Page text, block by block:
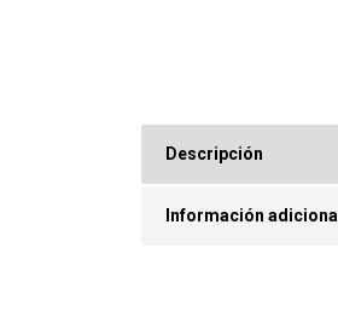
Descripción
Información adicional